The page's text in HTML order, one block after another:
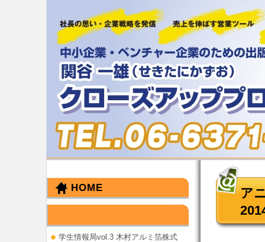
ア
HOME
学生情報局vol.3 木村アルミ箔株式